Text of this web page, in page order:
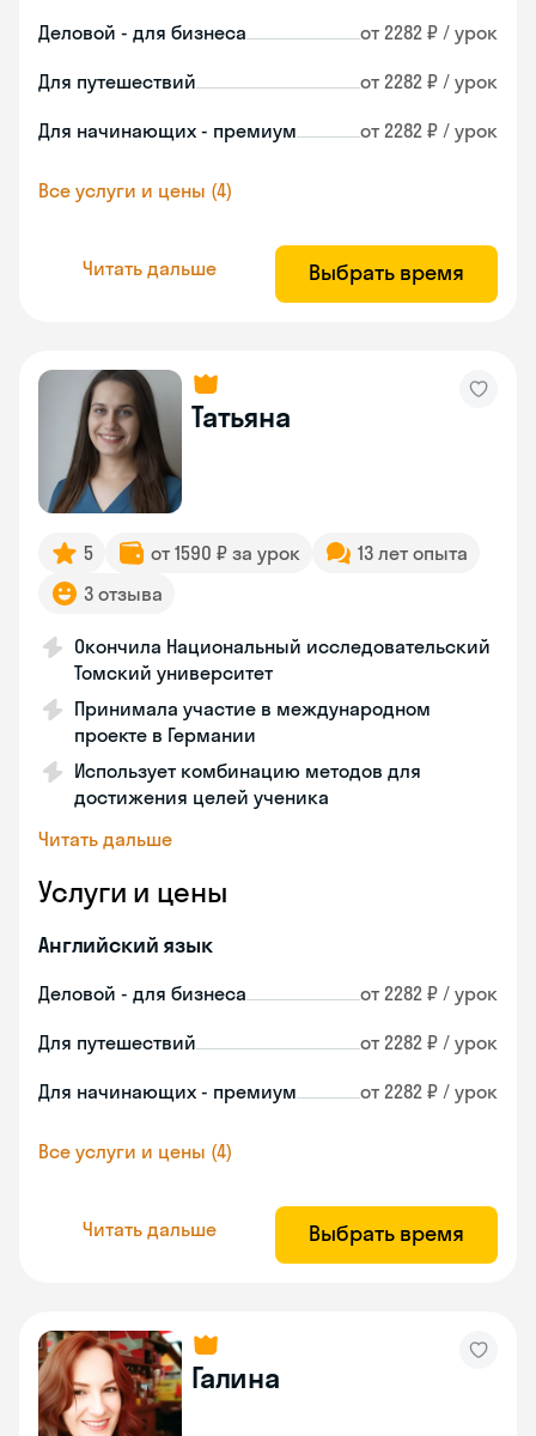
Деловой - для бизнеса от 2282 ₽ / урок
Для путешествий от 2282 ₽ / урок
Для начинающих - премиум от 2282 ₽ / урок
Все услуги и цены (4)
Читать дальше Выбрать время
Татьяна
5 от 1590 ₽ за урок
13 лет опыта
3 отзыва
Окончила Национальный исследовательский
Томский университет
Принимала участие в международном
проекте в Германии
Использует комбинацию методов для
достижения целей ученика
Читать дальше
Услуги и цены
Английский язык
Деловой - для бизнеса от 2282 ₽ / урок
Для путешествий от 2282 ₽ / урок
Для начинающих - премиум от 2282 ₽ / урок
Все услуги и цены (4)
Читать дальше Выбрать время
Галина